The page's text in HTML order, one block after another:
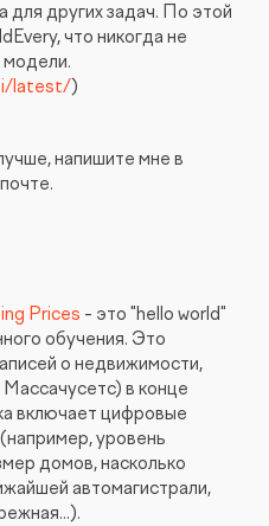
для других задач. По этой
что никогда не
модели.
latest/)
напишите мне в
Prices - это "hello world"
обучения. Это
о недвижимости,
в конце
включает цифровые
уровень
домов, насколько
автомагистрали,